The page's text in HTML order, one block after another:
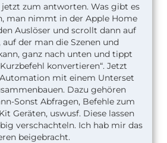
zum antworten. Was gibt es
man nimmt in der Apple Home
Auslöser und scrollt dann auf
der man die Szenen und
ganz nach unten und tippt
konvertieren“. Jetzt
mit einem Unterset
Dazu gehören
Sonst Abfragen, Befehle zum
Geräten, uswusf. Diese lassen
verschachteln. Ich hab mir das
beigebracht.